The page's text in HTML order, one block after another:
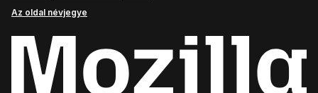
Az oldal névjegye